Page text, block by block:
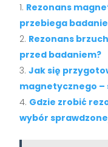
Rezonans
przebiega
Rezonans
przed badaniem?
Jak się
magnetycznego
Gdzie zrobić
wybór